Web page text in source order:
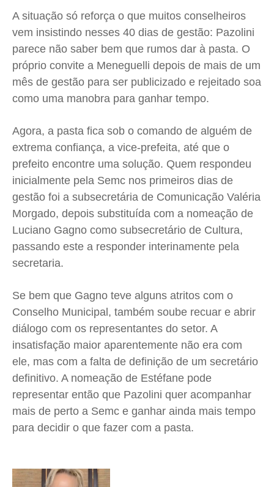
A situação só reforça o que muitos conselheiros
vem insistindo nesses 40 dias de gestão: Pazolini
parece não saber bem que rumos dar à pasta. O
próprio convite a Meneguelli depois de mais de um
mês de gestão para ser publicizado e rejeitado soa
como uma manobra para ganhar tempo.
Agora, a pasta fica sob o comando de alguém de
extrema confiança, a vice-prefeita, até que o
prefeito encontre uma solução. Quem respondeu
inicialmente pela Semc nos primeiros dias de
gestão foi a subsecretária de Comunicação Valéria
Morgado, depois substituída com a nomeação de
Luciano Gagno como subsecretário de Cultura,
passando este a responder interinamente pela
secretaria.
Se bem que Gagno teve alguns atritos com o
Conselho Municipal, também soube recuar e abrir
diálogo com os representantes do setor. A
insatisfação maior aparentemente não era com
ele, mas com a falta de definição de um secretário
definitivo. A nomeação de Estéfane pode
representar então que Pazolini quer acompanhar
mais de perto a Semc e ganhar ainda mais tempo
para decidir o que fazer com a pasta.